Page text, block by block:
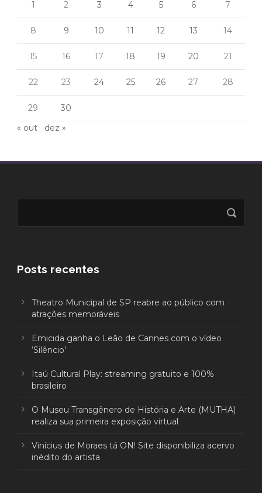
1 2 3 4 5 6 7
8 9 10 11 12 13 14
15 16 17 18 19 20 21
22 23 24 25 26 27 28
29
30
« out
dez »
Posts recentes
Theatro Municipal de SP reabre ao público com
atrações memoráveis
Emicida ganha o Leão de Cannes com o vídeo
‘Silêncio’
Itaú Cultural Play: streaming gratuito e 100%
brasileiro
O Museu Transgênero de História e Arte (MUTHA)
realiza sua primeira exposição virtual
Vinícius de Moraes tá ON! Site disponibiliza acervo
inédito do artista